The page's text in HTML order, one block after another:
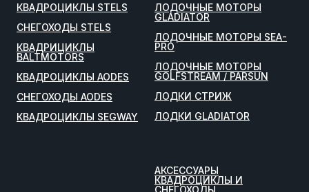
КВАДРОЦИКЛЫ STELS
СНЕГОХОДЫ STELS
КВАДРИЦИКЛЫ
BALTMOTORS
КВАДРОЦИКЛЫ AODES
СНЕГОХОДЫ AODES
КВАДРОЦИКЛЫ SEGWAY
ЛОДОЧНЫЕ МОТОРЫ
GLADIATOR
ЛОДОЧНЫЕ МОТОРЫ SEA-
PRO
ЛОДОЧНЫЕ МОТОРЫ
GOLFSTREAM / PARSUN
ЛОДКИ СТРИЖ
ЛОДКИ GLADIATOR
АКСЕССУАРЫ
КВАДРОЦИКЛЫ И
СНЕГОХОДЫ